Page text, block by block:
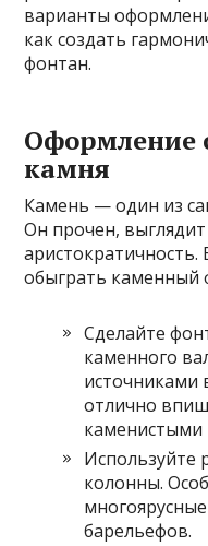
варианты
как создать
фонтан.
Оформление
камня
Камень — один из
Он прочен,
аристократичность.
обыграть каменный
Сделайте
каменного
источниками
отлично
каменистыми
Используйте
колонны.
барельефов.